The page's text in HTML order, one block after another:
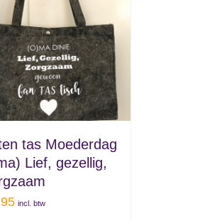
tas Moederdag
Lief, gezellig,
incl. btw